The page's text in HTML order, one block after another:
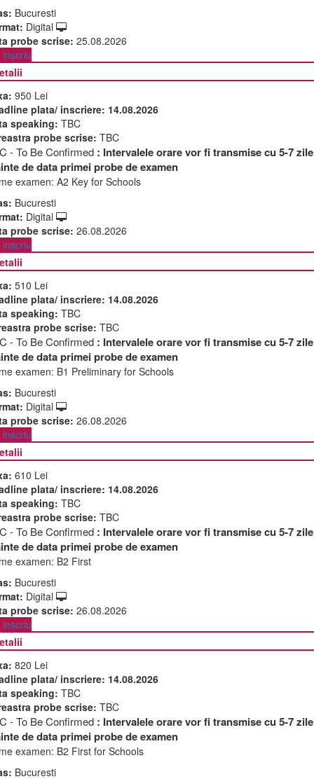
Bucuresti
Digital
probe scrise: 25.08.2026
950 Lei
plata/ inscriere: 14.08.2026
speaking: TBC
probe scrise: TBC
- To Be Confirmed : Intervalele orare vor fi transmise cu 5-7 zile
de data primei probe de examen
examen: A2 Key for Schools
Bucuresti
Digital
probe scrise: 26.08.2026
510 Lei
plata/ inscriere: 14.08.2026
speaking: TBC
probe scrise: TBC
- To Be Confirmed : Intervalele orare vor fi transmise cu 5-7 zile
de data primei probe de examen
examen: B1 Preliminary for Schools
Bucuresti
Digital
probe scrise: 26.08.2026
610 Lei
plata/ inscriere: 14.08.2026
speaking: TBC
probe scrise: TBC
- To Be Confirmed : Intervalele orare vor fi transmise cu 5-7 zile
de data primei probe de examen
examen: B2 First
Bucuresti
Digital
probe scrise: 26.08.2026
820 Lei
plata/ inscriere: 14.08.2026
speaking: TBC
probe scrise: TBC
- To Be Confirmed : Intervalele orare vor fi transmise cu 5-7 zile
de data primei probe de examen
examen: B2 First for Schools
Bucuresti